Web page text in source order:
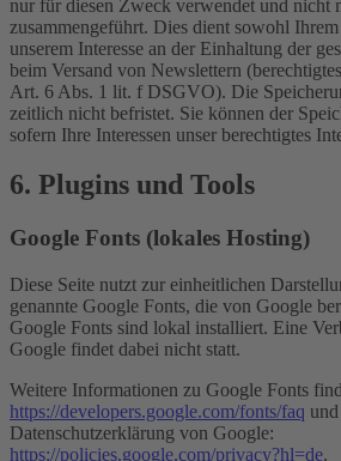
nur für diesen Zweck verwendet und nicht
zusammengeführt. Dies dient sowohl Ihrem
unserem Interesse an der Einhaltung der
beim Versand von Newslettern
Art. 6 Abs. 1 lit. f DSGVO). Die
zeitlich nicht befristet. Sie können der
sofern Ihre Interessen unser berechtigtes
6. Plugins und Tools
Google Fonts (lokales Hosting)
Diese Seite nutzt zur einheitlichen
genannte Google Fonts, die von Google
Google Fonts sind lokal installiert. Eine
Google findet dabei nicht statt.
Weitere Informationen zu Google Fonts
https://developers.google.com/fonts/faq
Datenschutzerklärung von Google:
https://policies.google.com/privacy?hl=de.